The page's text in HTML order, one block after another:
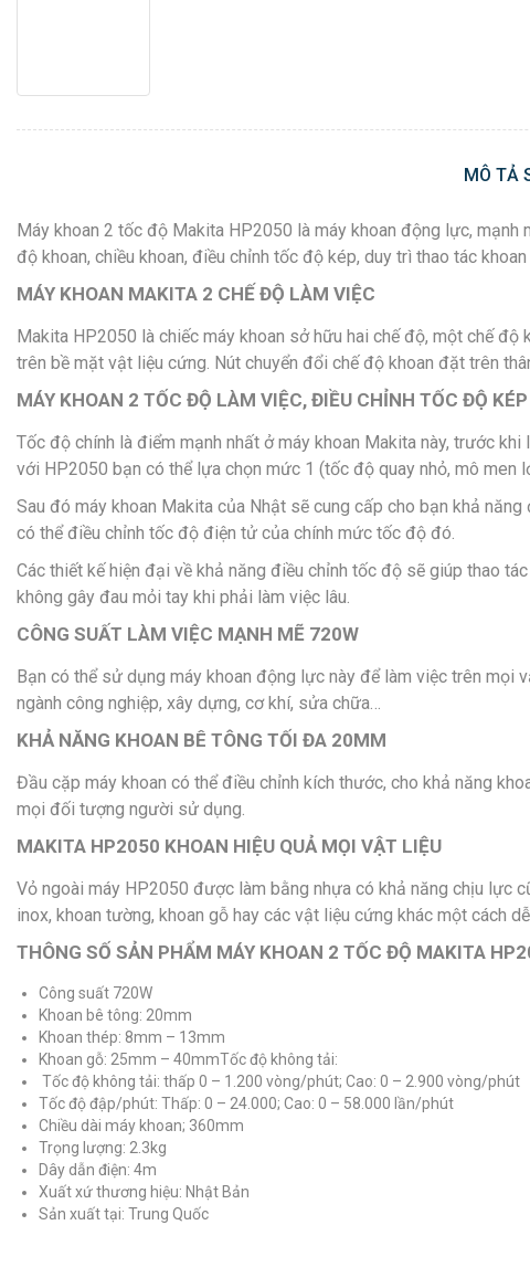
MÔ TẢ
Máy khoan 2 tốc độ Makita HP2050 là máy khoan động lực,
độ khoan, chiều khoan, điều chỉnh tốc độ kép, duy trì thao tác
MÁY KHOAN MAKITA 2 CHẾ ĐỘ LÀM VIỆC
Makita HP2050 là chiếc máy khoan sở hữu hai chế độ, một chế
trên bề mặt vật liệu cứng. Nút chuyển đổi chế độ khoan đặt trên
MÁY KHOAN 2 TỐC ĐỘ LÀM VIỆC, ĐIỀU CHỈNH TỐC ĐỘ KÉP
Tốc độ chính là điểm mạnh nhất ở máy khoan Makita này, trước
với HP2050 bạn có thể lựa chọn mức 1 (tốc độ quay nhỏ, mô men
Sau đó máy khoan Makita của Nhật sẽ cung cấp cho bạn khả
có thể điều chỉnh tốc độ điện tử của chính mức tốc độ đó.
Các thiết kế hiện đại về khả năng điều chỉnh tốc độ sẽ giúp thao
không gây đau mỏi tay khi phải làm việc lâu.
CÔNG SUẤT LÀM VIỆC MẠNH MẼ 720W
Bạn có thể sử dụng máy khoan động lực này để làm việc trên mọi
ngành công nghiệp, xây dựng, cơ khí, sửa chữa…
KHẢ NĂNG KHOAN BÊ TÔNG TỐI ĐA 20MM
Đầu cặp máy khoan có thể điều chỉnh kích thước, cho khả năng
mọi đối tượng người sử dụng.
MAKITA HP2050 KHOAN HIỆU QUẢ MỌI VẬT LIỆU
Vỏ ngoài máy HP2050 được làm bằng nhựa có khả năng chịu lực
inox, khoan tường, khoan gỗ hay các vật liệu cứng khác một cách
THÔNG SỐ SẢN PHẨM MÁY KHOAN 2 TỐC ĐỘ MAKITA
Công suất 720W
Khoan bê tông: 20mm
Khoan thép: 8mm – 13mm
Khoan gỗ: 25mm – 40mmTốc độ không tải:
Tốc độ không tải: thấp 0 – 1.200 vòng/phút; Cao: 0 – 2.900 vòng/phút
Tốc độ đập/phút: Thấp: 0 – 24.000; Cao: 0 – 58.000 lần/phút
Chiều dài máy khoan; 360mm
Trọng lượng: 2.3kg
Dây dẫn điện: 4m
Xuất xứ thương hiệu: Nhật Bản
Sản xuất tại: Trung Quốc